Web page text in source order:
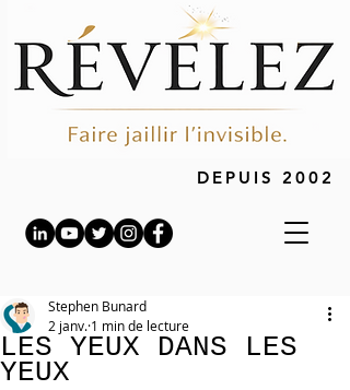
DEPUIS 2002
LES YEUX DANS LES
YEUX
Stephen Bunard
2 janv. 1 min de lecture